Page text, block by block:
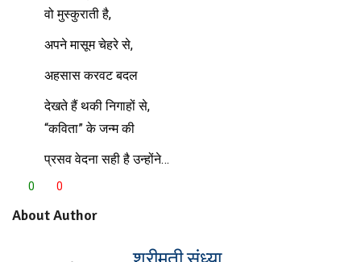
वो मुस्कुराती है,
अपने मासूम चेहरे से,
अहसास करवट बदल
देखते हैं थकी निगाहों से,
“कविता” के जन्म की
प्रसव वेदना सही है उन्होंने…
0 0
About Author